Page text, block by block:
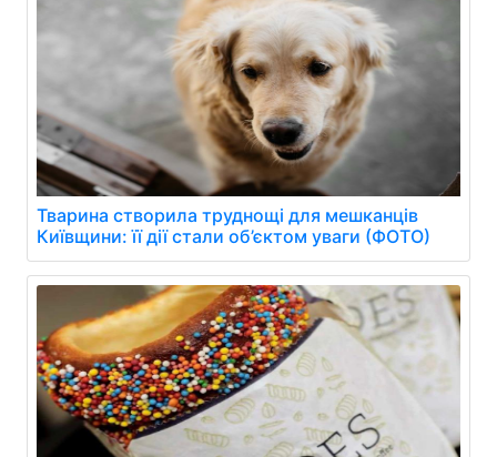
Тварина створила труднощі для мешканців
Київщини: її дії стали об’єктом уваги (ФОТО)